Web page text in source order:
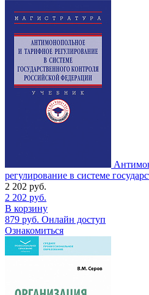
регулирование в системе
2 202 руб.
2 202 руб.
В корзину
879 руб. Онлайн доступ
Ознакомиться